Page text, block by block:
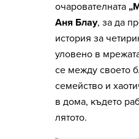
очарователната
Аня Блау, за да
история за
уловено в
се между своето
семейство и
в дома, където
лятото.